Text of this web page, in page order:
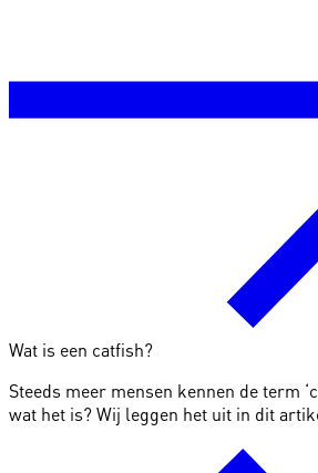
Wat is een catfish?
Steeds meer mensen kennen de term
wat het is? Wij leggen het uit in dit